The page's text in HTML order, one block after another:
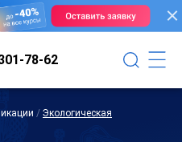
78-62
/ Экологическая